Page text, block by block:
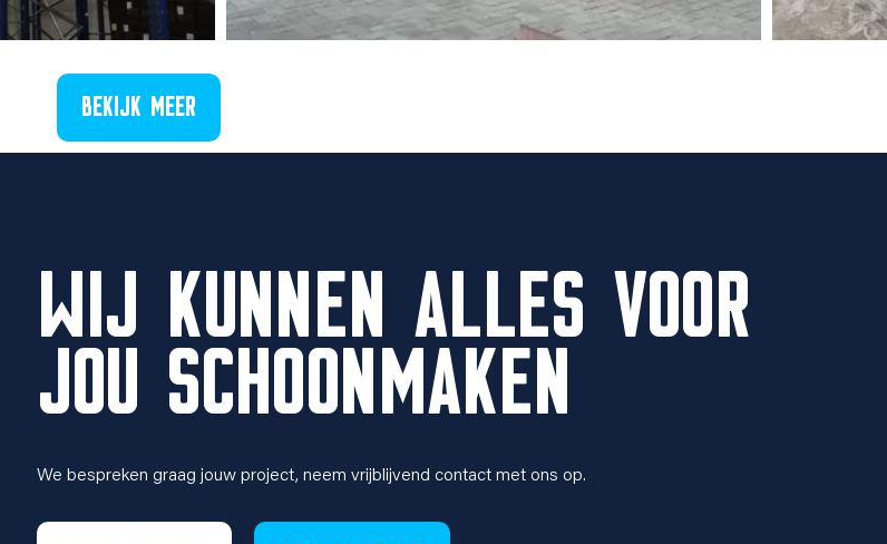
BEKIJK MEER
WIJ KUNNEN ALLES VOOR
JOU SCHOONMAKEN
We bespreken graag jouw project, neem vrijblijvend contact met ons op.